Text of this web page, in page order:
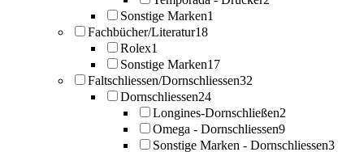
Sonstige Marken1
Fachbücher/Literatur18
Rolex1
Sonstige Marken17
Faltschliessen/Dornschliessen32
Dornschliessen24
Longines-Dornschließen2
Omega - Dornschliessen9
Sonstige Marken - Dornschliessen3